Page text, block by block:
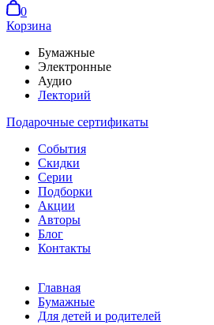
0
Корзина
Бумажные
Электронные
Аудио
Лекторий
Подарочные сертификаты
События
Скидки
Серии
Подборки
Акции
Авторы
Блог
Контакты
Главная
Бумажные
Для детей и родителей